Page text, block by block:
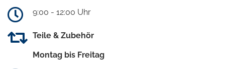
9:00 - 12:00 Uhr
Teile & Zubehör
Montag bis Freitag